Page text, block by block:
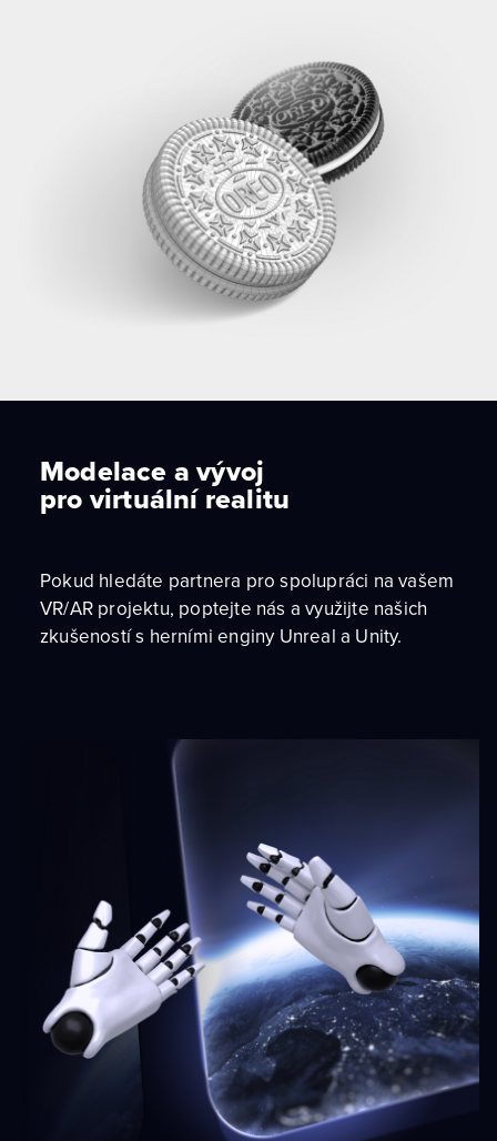
Modelace a vývoj
pro virtuální realitu
Pokud hledáte partnera pro spolupráci na vašem
VR/AR projektu, poptejte nás a využijte našich
zkušeností s herními enginy Unreal a Unity.